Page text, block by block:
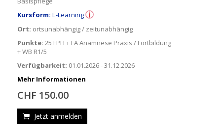
Kursform: E-Learning
Ort: ortsunabhängig / zeitunabhängig
Punkte: 25 FPH + FA Anamnese Praxis / Fortbildung
+ WB R1/5
Verfügbarkeit: 01.01.2026 - 31.12.2026
Mehr Informationen
CHF 150.00
Jetzt anmelden